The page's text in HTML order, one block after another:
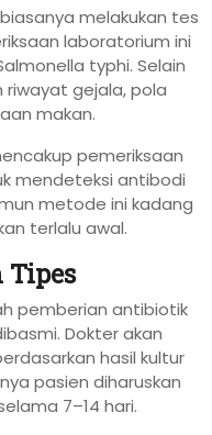
melakukan tes
laboratorium ini
typhi. Selain
riwayat gejala, pola
makan.
pemeriksaan
mendeteksi antibodi
metode ini kadang
terlalu awal.
Tipes
pemberian antibiotik
Dokter akan
hasil kultur
pasien diharuskan
7–14 hari.